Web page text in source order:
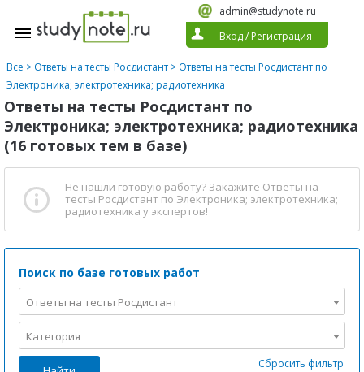
admin@studynote.ru
Вход/ Регистрация
Все > Ответы на тесты Росдистант > Ответы на тесты Росдистант по
Электроника; электротехника; радиотехника
Ответы на тесты Росдистант по
Электроника; электротехника; радиотехника
(16 готовых тем в базе)
Не нашли готовую работу? Закажите Ответы на
тесты Росдистант по Электроника; электротехника;
радиотехника у экспертов!
Поиск по базе готовых работ
Ответы на тесты Росдистант
Категория
Сбросить фильтр